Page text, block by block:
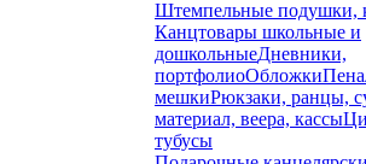
Штемпельные подушки,
Канцтовары школьные и
дошкольныеДневники,
портфолиоОбложки
мешкиРюкзаки, ранцы,
материал, веера, кассы
тубусы